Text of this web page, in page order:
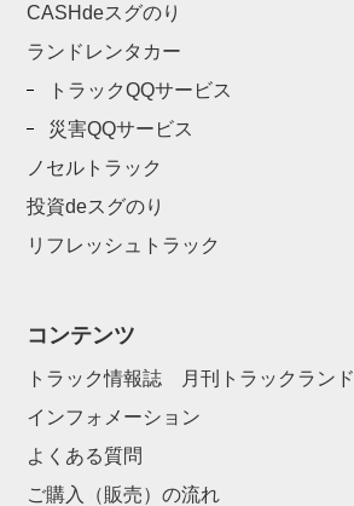
CASHdeスグのり
ランドレンタカー
トラックQQサービス
災害QQサービス
ノセルトラック
投資deスグのり
リフレッシュトラック
コンテンツ
トラック情報誌 月刊トラックランド
インフォメーション
よくある質問
ご購入（販売）の流れ